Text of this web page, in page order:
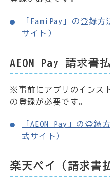
「FamiPay」の登録
サイト）
AEON Pay 請求書
※事前にアプリのインス
の登録が必要です。
「AEON Pay」の登録
式サイト）
楽天ペイ（請求書